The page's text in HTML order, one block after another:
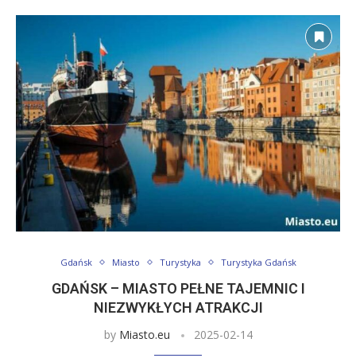
Gdańsk Miasto Turystyka Turystyka Gdańsk
GDAŃSK – MIASTO PEŁNE TAJEMNIC I
NIEZWYKŁYCH ATRAKCJI
by Miasto.eu 2025-02-14